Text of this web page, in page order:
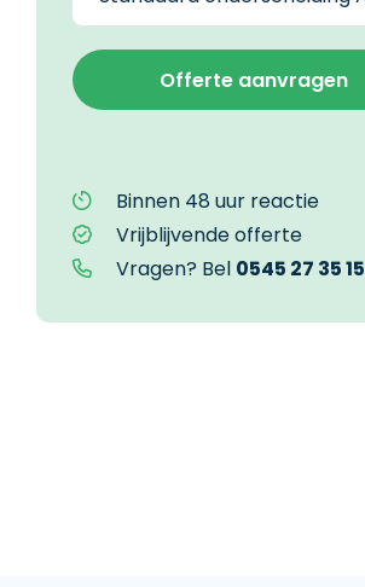
Binnen 48 uur reactie
Vrijblijvende offerte
Vragen? Bel 0545 27 35 15